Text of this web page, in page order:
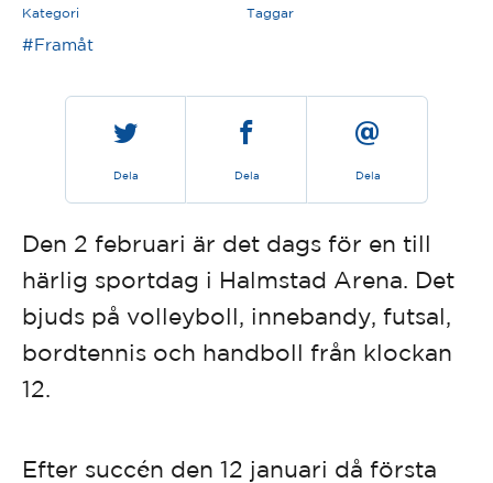
Kategori
#Framåt
Taggar
Dela Dela Dela
Den 2 februari är det dags för en till
härlig sportdag i Halmstad Arena. Det
bjuds på volleyboll, innebandy, futsal,
bordtennis och handboll från klockan
12.
Efter succén den 12 januari då första